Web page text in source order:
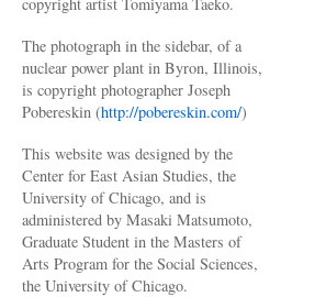
The photograph in the sidebar, of a
nuclear power plant in Byron, Illinois,
is copyright photographer Joseph
Pobereskin (http://pobereskin.com/)
This website was designed by the
Center for East Asian Studies, the
University of Chicago, and is
administered by Masaki Matsumoto,
Graduate Student in the Masters of
Arts Program for the Social Sciences,
the University of Chicago.